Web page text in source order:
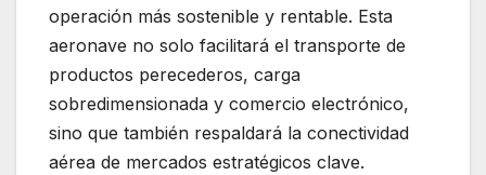
operación más sostenible y rentable. Esta
aeronave no solo facilitará el transporte de
productos perecederos, carga
sobredimensionada y comercio electrónico,
sino que también respaldará la conectividad
aérea de mercados estratégicos clave.